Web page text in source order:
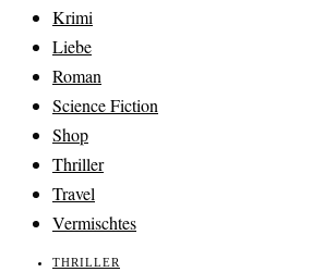
Krimi
Liebe
Roman
Science Fiction
Shop
Thriller
Travel
Vermischtes
THRILLER